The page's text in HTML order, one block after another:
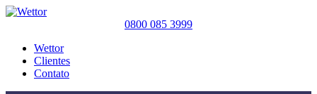
0800 085 3999
Wettor
Clientes
Contato